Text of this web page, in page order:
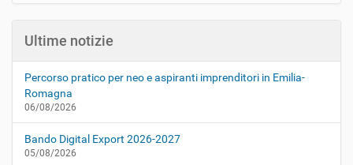
Ultime notizie
Percorso pratico per neo e aspiranti imprenditori in Emilia-
Romagna
06/08/2026
Bando Digital Export 2026-2027
05/08/2026